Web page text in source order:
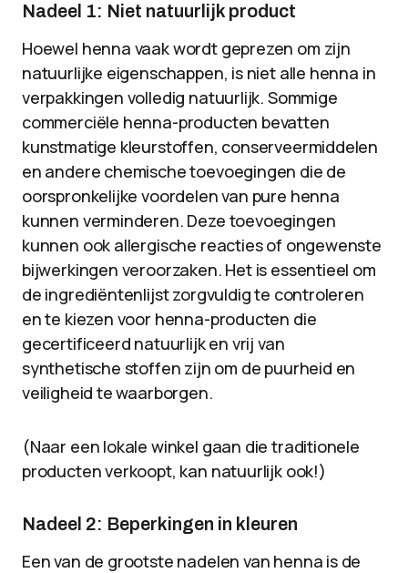
Nadeel 1: Niet natuurlijk product
Hoewel henna vaak wordt geprezen om zijn
natuurlijke eigenschappen, is niet alle henna in
verpakkingen volledig natuurlijk. Sommige
commerciële henna-producten bevatten
kunstmatige kleurstoffen, conserveermiddelen
en andere chemische toevoegingen die de
oorspronkelijke voordelen van pure henna
kunnen verminderen. Deze toevoegingen
kunnen ook allergische reacties of ongewenste
bijwerkingen veroorzaken. Het is essentieel om
de ingrediëntenlijst zorgvuldig te controleren
en te kiezen voor henna-producten die
gecertificeerd natuurlijk en vrij van
synthetische stoffen zijn om de puurheid en
veiligheid te waarborgen.
(Naar een lokale winkel gaan die traditionele
producten verkoopt, kan natuurlijk ook!)
Nadeel 2: Beperkingen in kleuren
Een van de grootste nadelen van henna is de